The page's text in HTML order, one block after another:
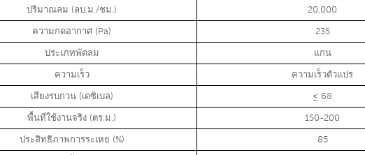
ปริมาณลม (ลบ.ม./ชม.) 20,000
ความกดอากาศ (Pa) 235
ประเภทพัดลม แกน
ความเร็ว ความเร็วตัวแปร
เสียงรบกวน (เดซิเบล) ≤ 68
พื้นที่ใช้งานจริง (ตร.ม.) 150-200
ประสิทธิภาพการระเหย (%) 85